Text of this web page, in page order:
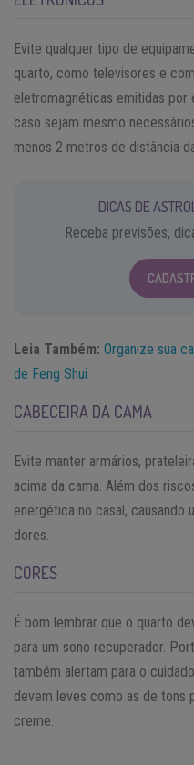
Evite qualquer tipo de
quarto, como televisores e
eletromagnéticas emitidas por
caso sejam mesmo
menos 2 metros de distância
DICAS DE
Receba previsões,
Leia Também: Organize sua
de Feng Shui
CABECEIRA DA CAMA
Evite manter armários,
acima da cama. Além dos
energética no casal, causando
dores.
CORES
É bom lembrar que o quarto
para um sono recuperador.
também alertam para o
devem leves como as de tons
creme.